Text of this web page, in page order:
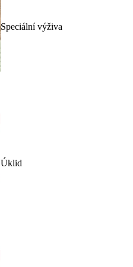
Speciální výživa
Úklid